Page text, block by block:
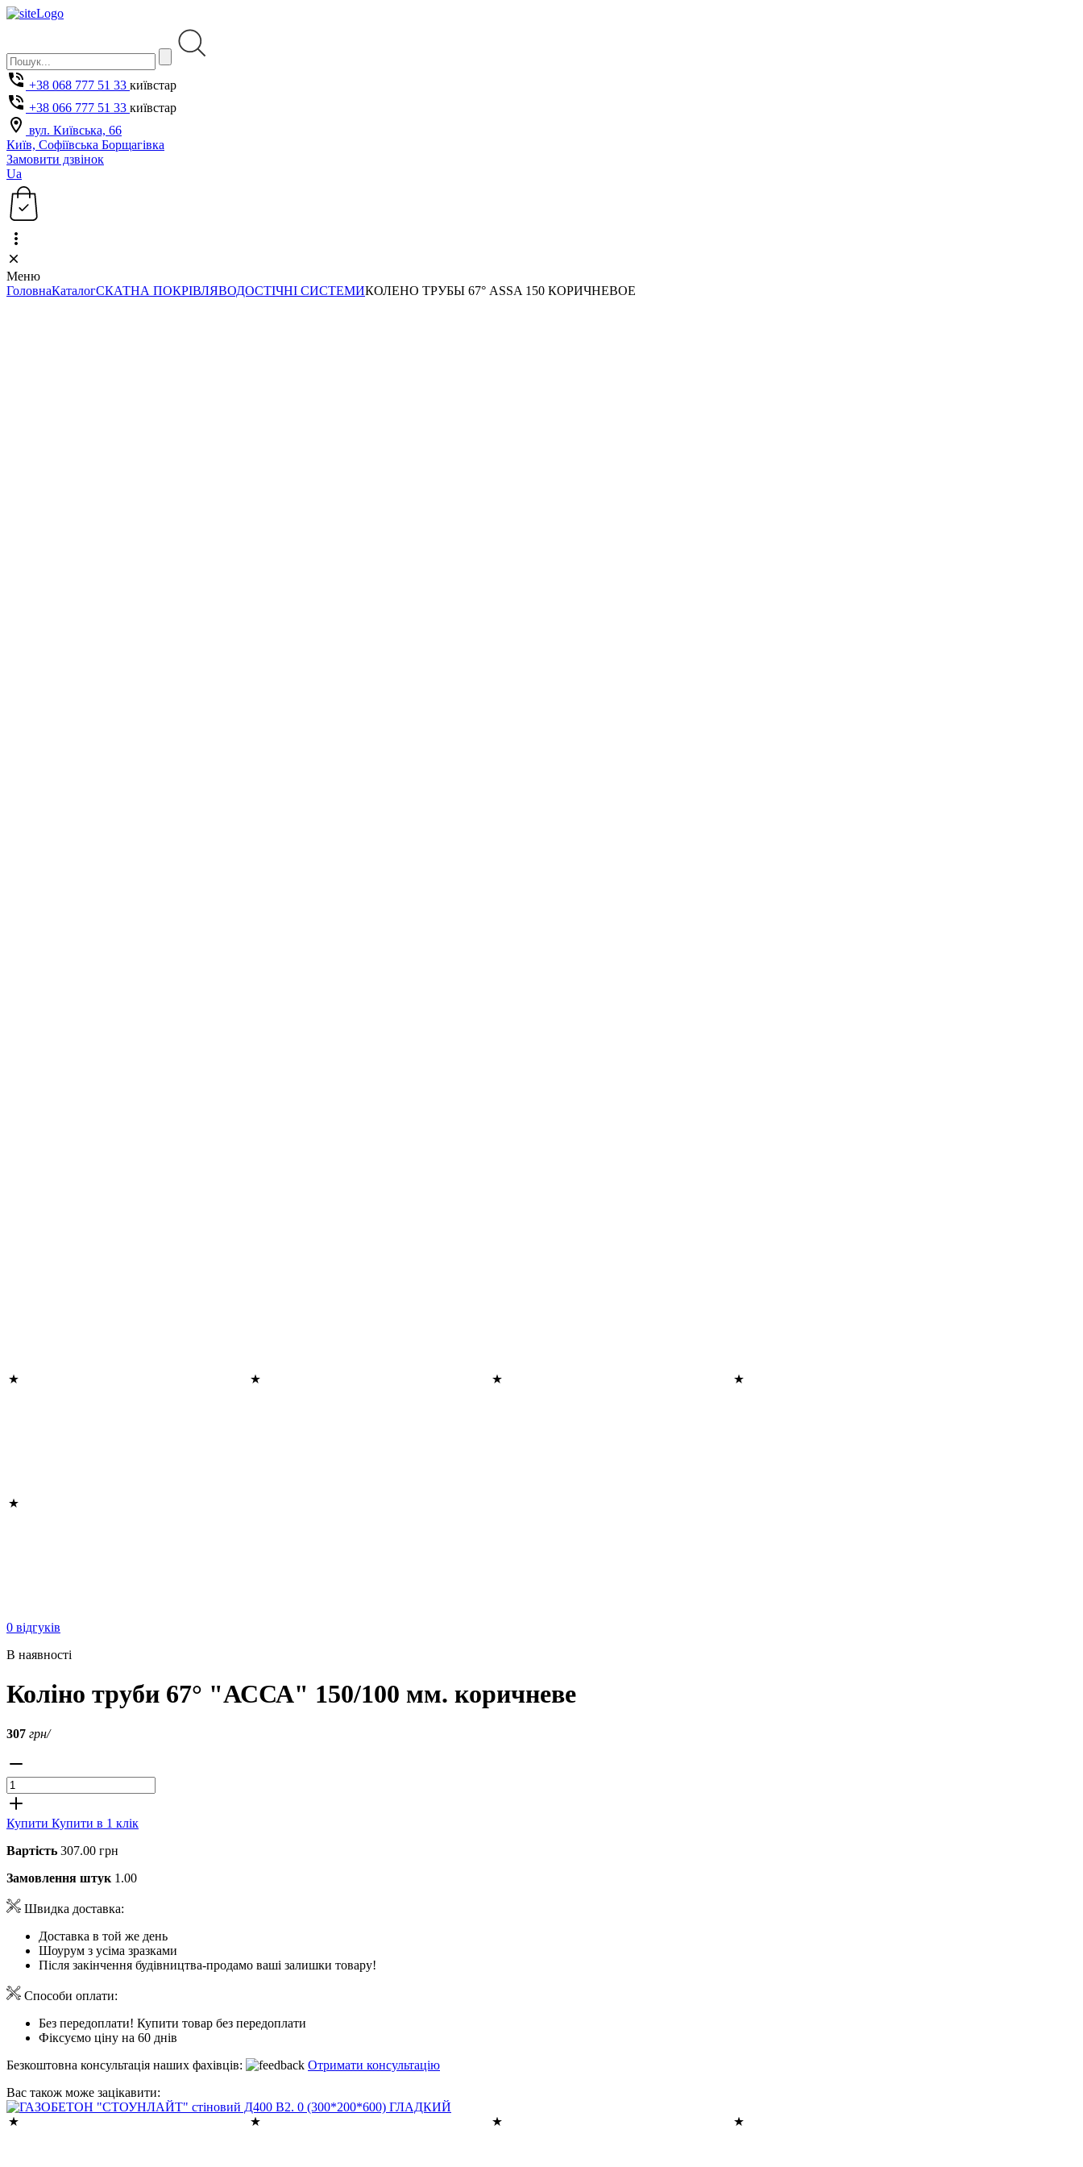
+38 068 777 51 33 київстар
+38 066 777 51 33 київстар
вул. Київська, 66
Київ, Софіївська Борщагівка
Замовити дзвінок
Ua
Меню
ГоловнаКаталогСКАТНА ПОКРІВЛЯВОДОСТІЧНІ СИСТЕМИКОЛЕНО ТРУБЫ 67° ASSA 150 КОРИЧНЕВОЕ
0 відгуків
В наявності
Коліно труби 67° "АССА" 150/100 мм. коричневе
307 грн/
Купити Купити в 1 клік
Вартість 307.00 грн
Замовлення штук 1.00
Швидка доставка:
Доставка в той же день
Шоурум з усіма зразками
Після закінчення будівництва-продамо ваші залишки товару!
Способи оплати:
Без передоплати! Купити товар без передоплати
Фіксуємо ціну на 60 днів
Безкоштовна консультація наших фахівців:
Отримати консультацію
Вас також може зацікавити: